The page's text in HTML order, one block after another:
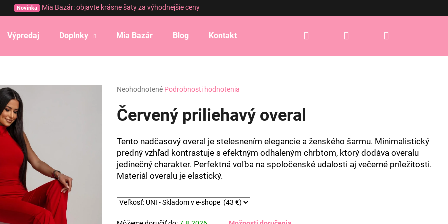
Novinka Mia Bazár: objavte krásne šaty za výhodnejšie ceny
Výpredaj Doplnky Mia Bazár Blog Kontakt Prihlásenie
Priemerné
produktu
je
5
hviezdičiek.
Neohodnotené Podrobnosti hodnotenia
Červený priliehavý overal
Tento nadčasový overal je stelesnením elegancie a ženského šarmu. Minimalistický
predný vzhľad kontrastuje s efektným odhaleným chrbtom, ktorý dodáva overalu
jedinečný charakter. Perfektná voľba na spoločenské udalosti aj večerné príležitosti.
Materiál overalu je elastický.
Čo potrebujete nájsť?
HĽADAŤ